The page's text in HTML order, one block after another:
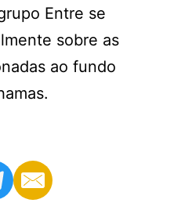
Entre se
sobre as
ao fundo